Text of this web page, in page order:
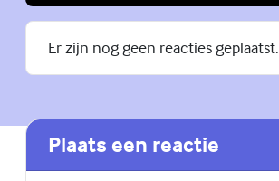
Er zijn nog geen reacties geplaatst.
Plaats een reactie